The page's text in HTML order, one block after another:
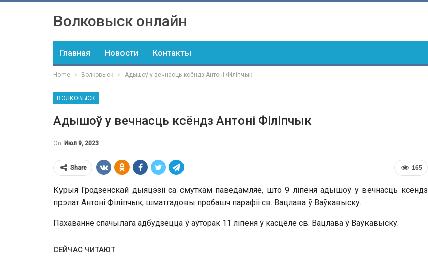
Волковыск онлайн
Главная Новости Контакты
Home Волковыск Адышоў у вечнасць ксёндз Антоні Філіпчык
ВОЛКОВЫСК
Адышоў у вечнасць ксёндз Антоні Філіпчык
On Июл 9, 2023
165
Share
Курыя Гродзенскай дыяцэзіі са смуткам паведамляе, што 9 ліпеня адышоў у вечнасць ксёндз
прэлат Антоні Філіпчык, шматгадовы пробашч парафіі св. Вацлава ў Ваўкавыску.
Пахаванне спачылага адбудзецца ў аўторак 11 ліпеня ў касцёле св. Вацлава ў Ваўкавыску.
СЕЙЧАС ЧИТАЮТ